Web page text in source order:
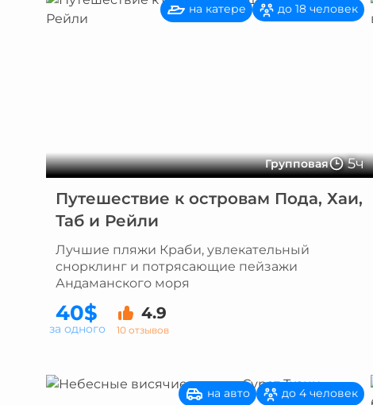
Групповая 5ч
на катере до 18 человек
Путешествие к островам Пода, Хаи,
Таб и Рейли
Лучшие пляжи Краби, увлекательный
снорклинг и потрясающие пейзажи
Андаманского моря
40$ 4.9
10 отзывов
за одного
на авто до 4 человек